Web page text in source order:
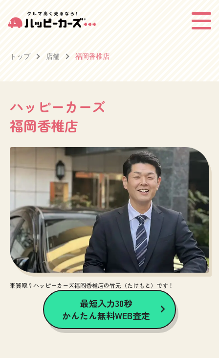
トップ 店舗 福岡香椎店
ハッピーカーズ
福岡香椎店
最短入力30秒
かんたん無料WEB査定
車買取りハッピーカーズ福岡香椎店の竹元（たけもと）です！